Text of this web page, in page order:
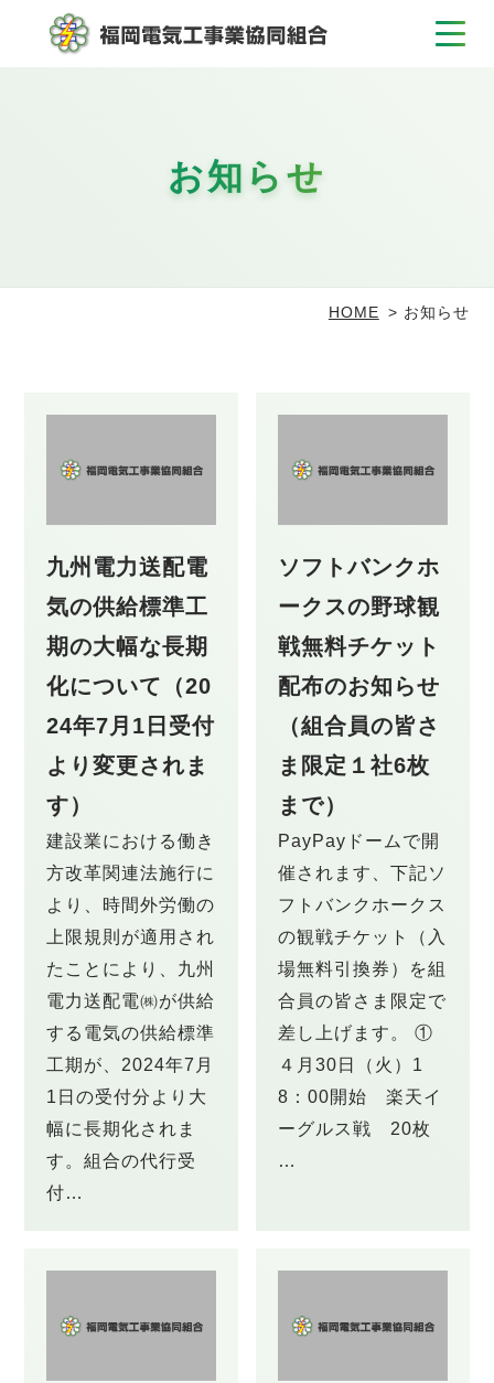
お知らせ
HOME お知らせ
九州電力送配電
気の供給標準工
期の大幅な長期
化について（20
24年7月1日受付
より変更されま
す）
建設業における働き
方改革関連法施行に
より、時間外労働の
上限規則が適用され
たことにより、九州
電力送配電㈱が供給
する電気の供給標準
工期が、2024年7月
1日の受付分より大
幅に長期化されま
す。組合の代行受
付…
ソフトバンクホ
ークスの野球観
戦無料チケット
配布のお知らせ
（組合員の皆さ
ま限定１社6枚
まで）
PayPayドームで開
催されます、下記ソ
フトバンクホークス
の観戦チケット（入
場無料引換券）を組
合員の皆さま限定で
差し上げます。 ①
４月30日（火）1
8：00開始 楽天イ
ーグルス戦 20枚
…